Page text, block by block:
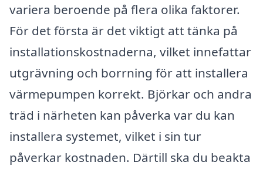
variera beroende på flera olika faktorer.
För det första är det viktigt att tänka på
installationskostnaderna, vilket innefattar
utgrävning och borrning för att installera
värmepumpen korrekt. Björkar och andra
träd i närheten kan påverka var du kan
installera systemet, vilket i sin tur
påverkar kostnaden. Därtill ska du beakta